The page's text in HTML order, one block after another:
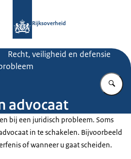
Rijksoverheid
Recht, veiligheid en defensie
advocaat
bij een juridisch probleem. Soms
in te schakelen. Bijvoorbeeld
of wanneer u gaat scheiden.